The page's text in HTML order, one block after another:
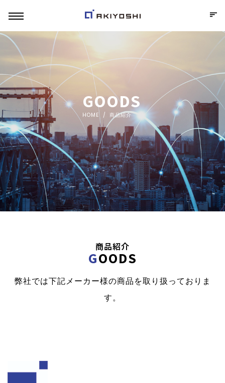
GOODS
HOME 商品紹介
商品紹介
GOODS
弊社では下記メーカー様の商品を取り扱っておりま
す。